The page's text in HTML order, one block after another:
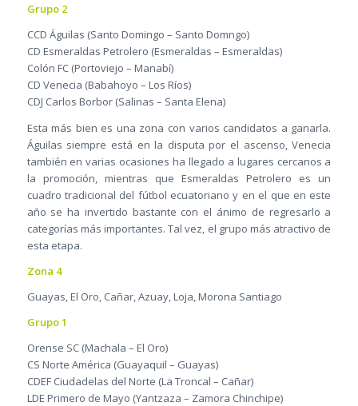
Grupo 2
CCD Águilas (Santo Domingo – Santo Domngo)
CD Esmeraldas Petrolero (Esmeraldas – Esmeraldas)
Colón FC (Portoviejo – Manabí)
CD Venecia (Babahoyo – Los Ríos)
CDJ Carlos Borbor (Salinas – Santa Elena)
Esta más bien es una zona con varios candidatos a ganarla.
Águilas siempre está en la disputa por el ascenso, Venecia
también en varias ocasiones ha llegado a lugares cercanos a
la promoción, mientras que Esmeraldas Petrolero es un
cuadro tradicional del fútbol ecuatoriano y en el que en este
año se ha invertido bastante con el ánimo de regresarlo a
categorías más importantes. Tal vez, el grupo más atractivo de
esta etapa.
Zona 4
Guayas, El Oro, Cañar, Azuay, Loja, Morona Santiago
Grupo 1
Orense SC (Machala – El Oro)
CS Norte América (Guayaquil – Guayas)
CDEF Ciudadelas del Norte (La Troncal – Cañar)
LDE Primero de Mayo (Yantzaza – Zamora Chinchipe)